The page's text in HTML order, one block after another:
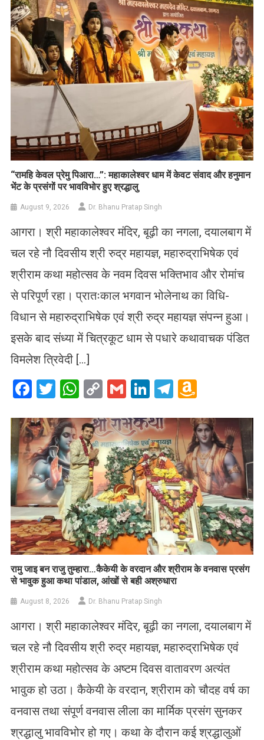
​“रामहि केवल प्रेमु पिआरा…”: महाकालेश्वर धाम में केवट संवाद और हनुमान
भेंट के प्रसंगों पर भावविभोर हुए श्रद्धालु
August 9, 2026 Dr. Bhanu Pratap Singh
आगरा। श्री महाकालेश्वर मंदिर, बूढ़ी का नगला, दयालबाग में
चल रहे नौ दिवसीय श्री रुद्र महायज्ञ, महारुद्राभिषेक एवं
श्रीराम कथा महोत्सव के नवम दिवस भक्तिभाव और रोमांच
से परिपूर्ण रहा। प्रातःकाल भगवान भोलेनाथ का विधि-
विधान से महारुद्राभिषेक एवं श्री रुद्र महायज्ञ संपन्न हुआ।
इसके बाद संध्या में चित्रकूट धाम से पधारे कथावाचक पंडित
विमलेश त्रिवेदी […]
Facebook
Twitter
WhatsApp
CopyGmailLinkedIn
Telegram
List
रामु जाइ बन राजु तुम्हारा…कैकेयी के वरदान और श्रीराम के वनवास प्रसंग
से भावुक हुआ कथा पांडाल, आंखों से बही अश्रुधारा
August 8, 2026 Dr. Bhanu Pratap Singh
आगरा। श्री महाकालेश्वर मंदिर, बूढ़ी का नगला, दयालबाग में
चल रहे नौ दिवसीय श्री रुद्र महायज्ञ, महारुद्राभिषेक एवं
श्रीराम कथा महोत्सव के अष्टम दिवस वातावरण अत्यंत
भावुक हो उठा। कैकेयी के वरदान, श्रीराम को चौदह वर्ष का
वनवास तथा संपूर्ण वनवास लीला का मार्मिक प्रसंग सुनकर
श्रद्धालु भावविभोर हो गए। कथा के दौरान कई श्रद्धालुओं